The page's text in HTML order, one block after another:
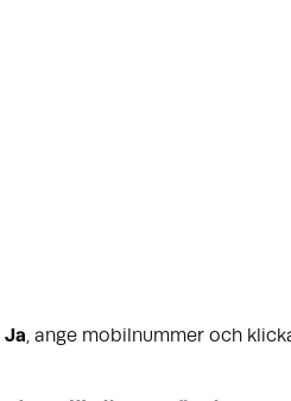
Ja, ange mobilnummer och